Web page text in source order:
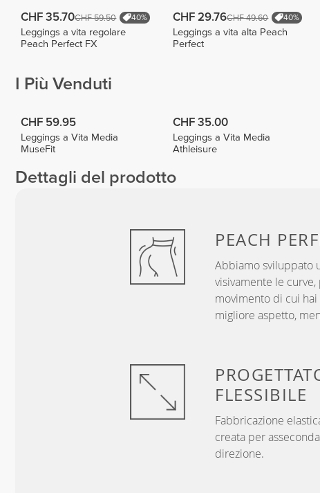
CHF 35.70CHF 59.50 40%
Leggings a vita regolare
Peach Perfect FX
CHF 29.76CHF 49.60 40%
Leggings a vita alta Peach
Perfect
I Più Venduti
CHF 59.95
Leggings a Vita Media
MuseFit
CHF 35.00
Leggings a Vita Media
Athleisure
Dettagli del prodotto
PEACH
Abbiamo sviluppato
visivamente le
movimento di cui
migliore aspetto,
FLESSIBILE
Fabbricazione
creata per
direzione.